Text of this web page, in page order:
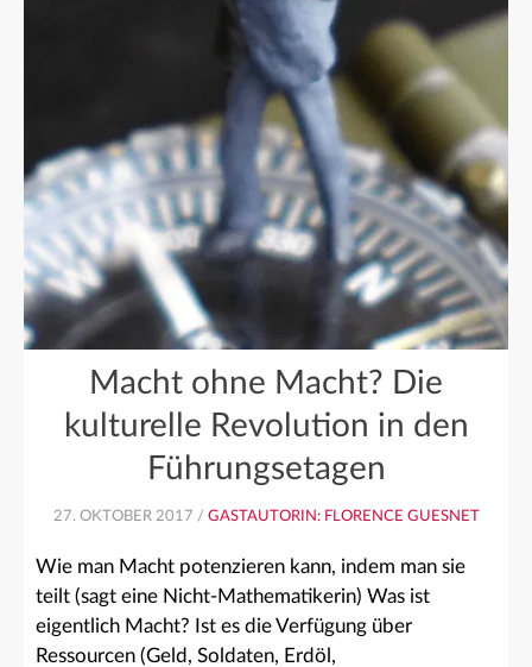
Macht ohne Macht? Die
kulturelle Revolution in den
Führungsetagen
27. OKTOBER 2017 / GASTAUTORIN: FLORENCE GUESNET
Wie man Macht potenzieren kann, indem man sie
teilt (sagt eine Nicht-Mathematikerin) Was ist
eigentlich Macht? Ist es die Verfügung über
Ressourcen (Geld, Soldaten, Erdöl,